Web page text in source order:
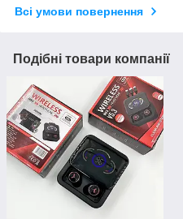
Всі умови повернення
Подібні товари компанії